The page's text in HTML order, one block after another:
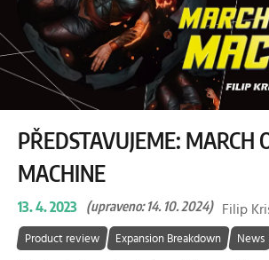
PŘEDSTAVUJEME: MARCH
MACHINE
13. 4. 2023 (upraveno: 14. 10. 2024) Filip
Product review Expansion Breakdown News